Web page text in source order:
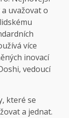
uvažovat o
více
inovací
vedoucí
které se
a jednat.